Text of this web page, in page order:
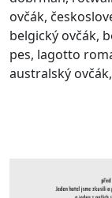
ovčák,
belgický ovčák,
pes, lagotto
australský